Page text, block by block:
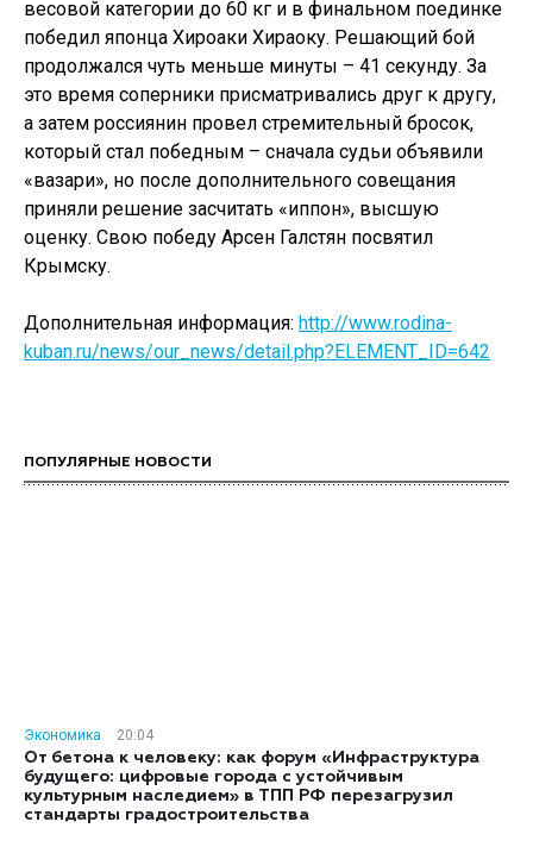
весовой категории до 60 кг и в финальном поединке
победил японца Хироаки Хираоку. Решающий бой
продолжался чуть меньше минуты – 41 секунду. За
это время соперники присматривались друг к другу,
а затем россиянин провел стремительный бросок,
который стал победным – сначала судьи объявили
«вазари», но после дополнительного совещания
приняли решение засчитать «иппон», высшую
оценку. Свою победу Арсен Галстян посвятил
Крымску.
Дополнительная информация: http://www.rodina-
kuban.ru/news/our_news/detail.php?ELEMENT_ID=642
ПОПУЛЯРНЫЕ НОВОСТИ
Экономика
20:04
От бетона к человеку: как форум «Инфраструктура
будущего: цифровые города с устойчивым
культурным наследием» в ТПП РФ перезагрузил
стандарты градостроительства